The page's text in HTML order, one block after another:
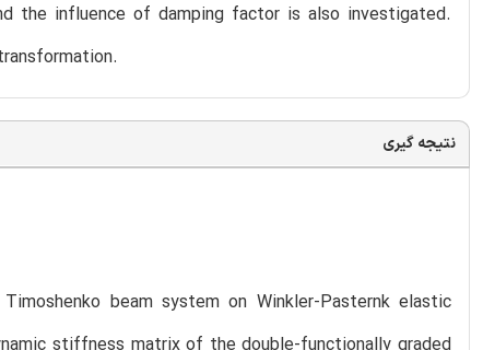
the influence of damping factor is also investigated.
نتیجه گیری
beam system on Winkler-Pasternk elastic